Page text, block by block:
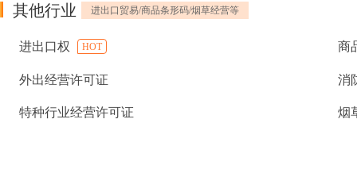
其他行业 进出口贸易/商品条形码/烟草经营等
进出口权 HOT 商
外出经营许可证 消
特种行业经营许可证 烟